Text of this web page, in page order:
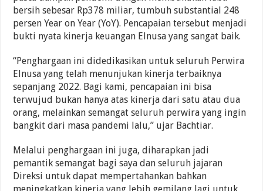
bersih sebesar Rp378 miliar, tumbuh substantial 248
persen Year on Year (YoY). Pencapaian tersebut menjadi
bukti nyata kinerja keuangan Elnusa yang sangat baik.
“Penghargaan ini didedikasikan untuk seluruh Perwira
Elnusa yang telah menunjukan kinerja terbaiknya
sepanjang 2022. Bagi kami, pencapaian ini bisa
terwujud bukan hanya atas kinerja dari satu atau dua
orang, melainkan semangat seluruh perwira yang ingin
bangkit dari masa pandemi lalu,” ujar Bachtiar.
Melalui penghargaan ini juga, diharapkan jadi
pemantik semangat bagi saya dan seluruh jajaran
Direksi untuk dapat mempertahankan bahkan